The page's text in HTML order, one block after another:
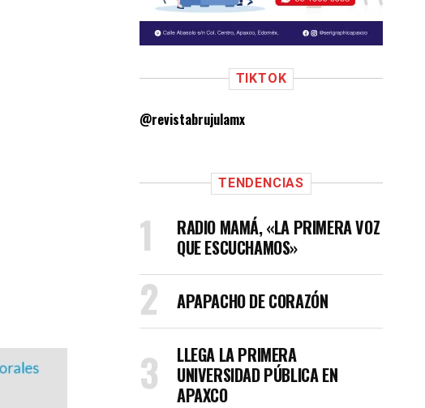
TIKTOK
@revistabrujulamx
TENDENCIAS
RADIO MAMÁ, «LA PRIMERA VOZ
QUE ESCUCHAMOS»
APAPACHO DE CORAZÓN
LLEGA LA PRIMERA
UNIVERSIDAD PÚBLICA EN
APAXCO